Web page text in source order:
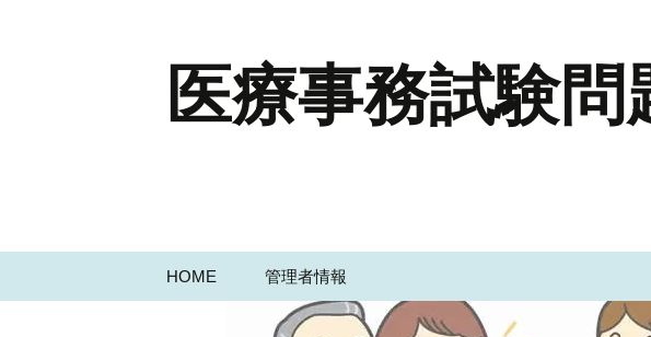
医療事務試験
HOME 管理者情報